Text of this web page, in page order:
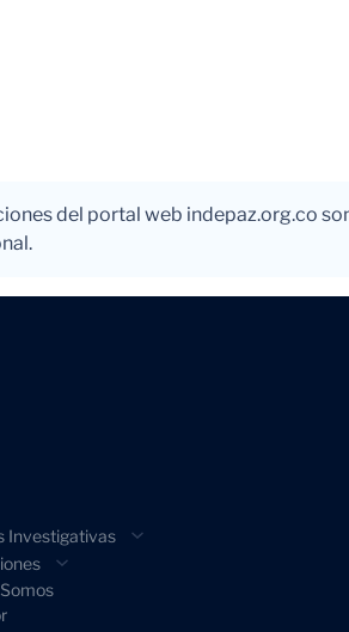
del portal web indepaz.org.co
Investigativas